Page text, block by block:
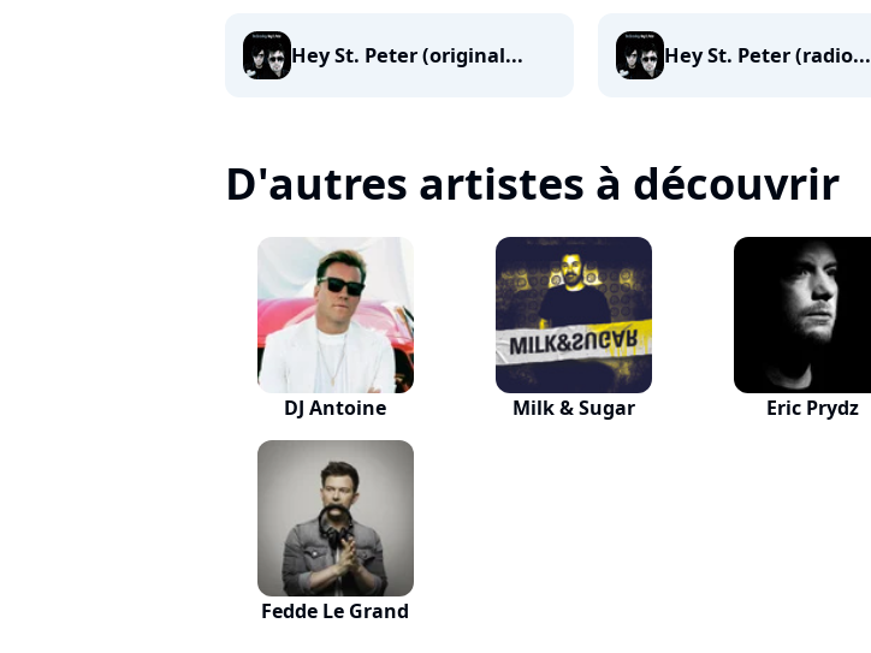
Hey St. Peter (original... Hey St. Peter (radio...
D'autres artistes à découvrir
DJ Antoine Milk & Sugar Eric Prydz
Fedde Le Grand